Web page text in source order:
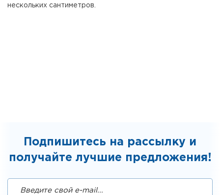
нескольких сантиметров.
Подпишитесь на рассылку и
получайте лучшие предложения!